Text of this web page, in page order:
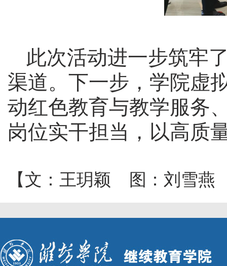
此次活动进一步筑牢
渠道。下一步，学院虚
动红色教育与教学服务
岗位实干担当，以高质
【文： 王玥颖 图： 刘雪燕